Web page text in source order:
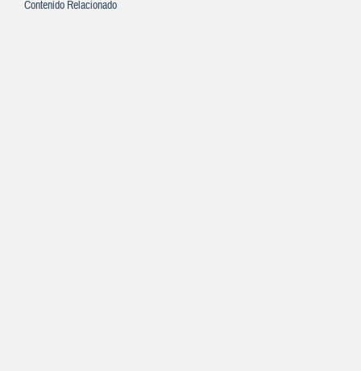
Contenido Relacionado